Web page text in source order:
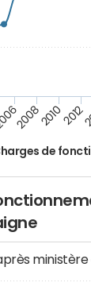
de
200820102012